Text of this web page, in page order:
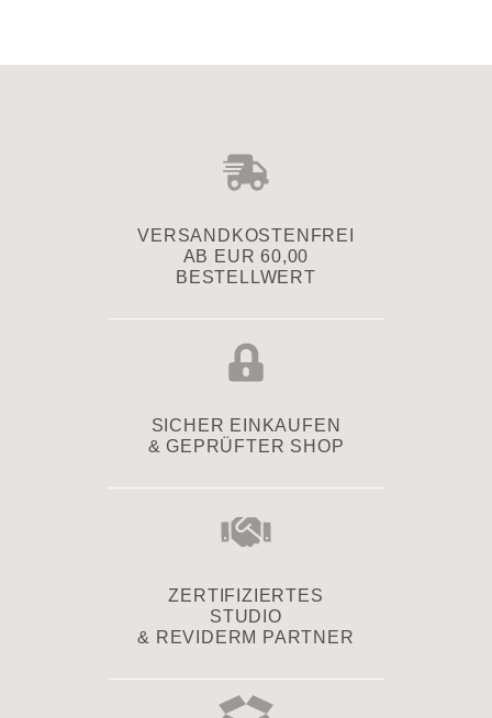
VERSAND­KOSTENFREI
AB EUR 60,00
BESTELLWERT
SICHER EINKAUFEN
& GEPRÜFTER SHOP
ZERTIFIZIERTES
STUDIO
& REVIDERM PARTNER